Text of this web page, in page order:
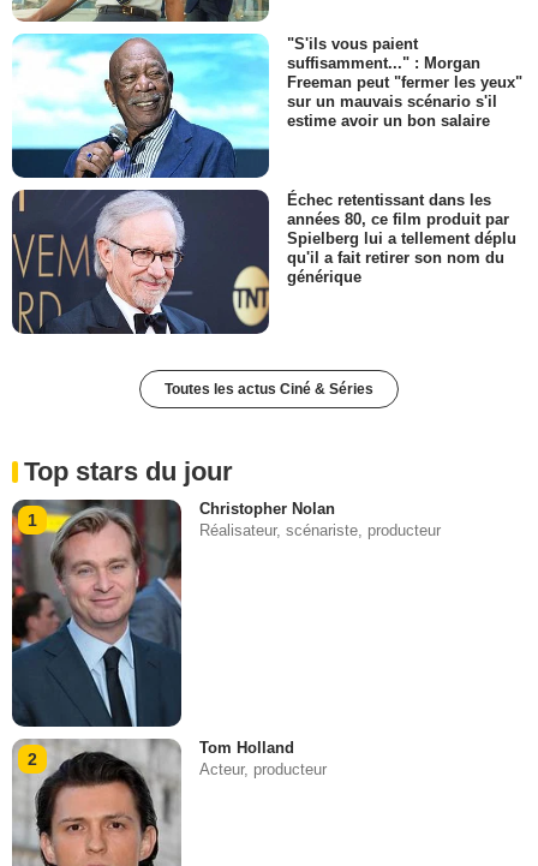
"S'ils vous paient
suffisamment..." : Morgan
Freeman peut "fermer les yeux"
sur un mauvais scénario s'il
estime avoir un bon salaire
Échec retentissant dans les
années 80, ce film produit par
Spielberg lui a tellement déplu
qu'il a fait retirer son nom du
générique
Toutes les actus Ciné & Séries
Top stars du jour
1
Christopher Nolan
Réalisateur, scénariste, producteur
2
Tom Holland
Acteur, producteur